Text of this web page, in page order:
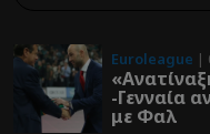
Euroleague |
-Γενναία
με Φαλ